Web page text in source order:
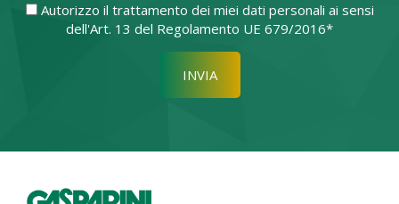
Autorizzo il trattamento dei miei dati personali ai sensi
dell'Art. 13 del Regolamento UE 679/2016*
Si prega di lasciare vuoto